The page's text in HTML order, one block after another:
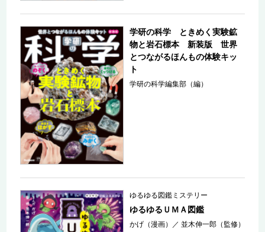
学研の科学 ときめく実験鉱
物と岩石標本 新装版 世界
とつながるほんもの体験キッ
ト
学研の科学編集部（編）
ゆるゆる図鑑ミステリー
ゆるゆるＵＭＡ図鑑
かげ（漫画） ／並木伸一郎（監修）